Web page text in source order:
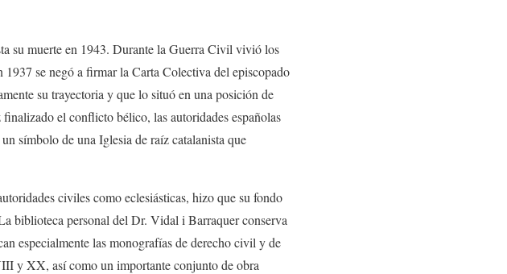
su muerte en 1943. Durante la Guerra Civil vivió los
se negó a firmar la Carta Colectiva del episcopado
su trayectoria y que lo situó en una posición de
el conflicto bélico, las autoridades españolas
símbolo de una Iglesia de raíz catalanista que
civiles como eclesiásticas, hizo que su fondo
biblioteca personal del Dr. Vidal i Barraquer conserva
especialmente las monografías de derecho civil y de
y XX, así como un importante conjunto de obra